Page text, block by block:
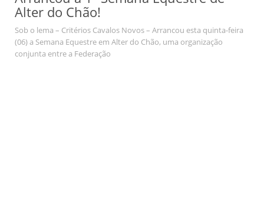
Alter do Chão!
Sob o lema – Critérios Cavalos Novos – Arrancou esta quinta-feira
(06) a Semana Equestre em Alter do Chão, uma organização
conjunta entre a Federação